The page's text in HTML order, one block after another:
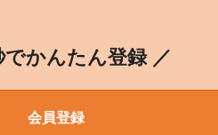
でかんたん登録 ／
会員登録